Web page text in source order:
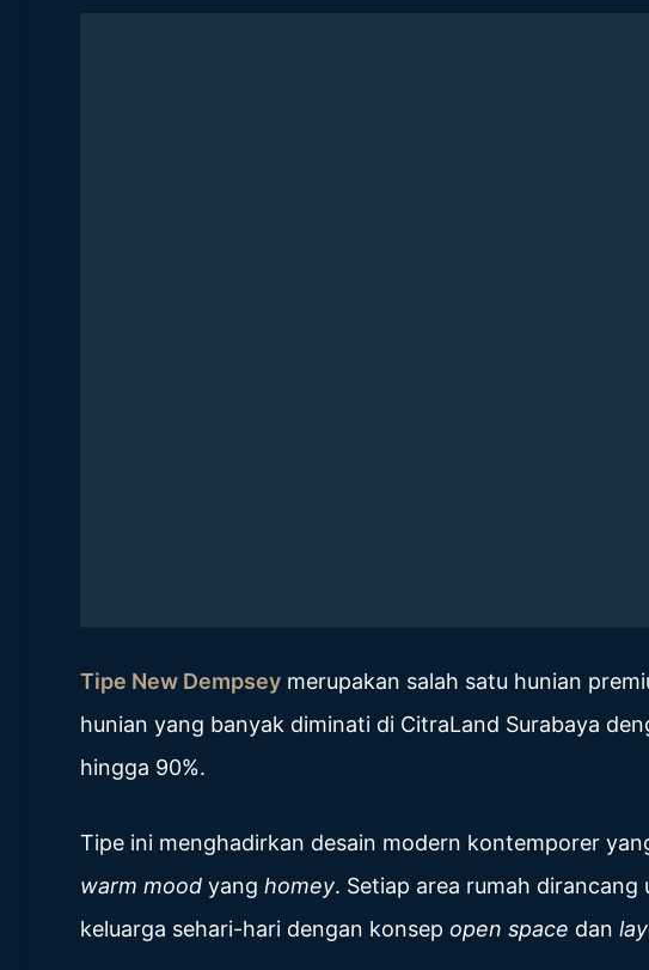
Tipe New Dempsey merupakan salah satu hunian
hunian yang banyak diminati di CitraLand Surabaya
hingga 90%.
Tipe ini menghadirkan desain modern kontemporer
warm mood yang homey. Setiap area rumah
keluarga sehari-hari dengan konsep open space dan